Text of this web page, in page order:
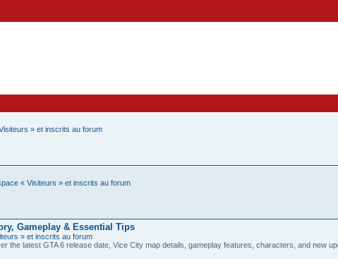
» et inscrits au forum
« Visiteurs » et inscrits au forum
Gameplay & Essential Tips
» et inscrits au forum
the latest GTA 6 release date, Vice City map details, gameplay features, characters, and new